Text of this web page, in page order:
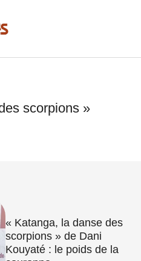
scorpions »
« Katanga, la danse des
scorpions » de Dani
Kouyaté : le poids de la